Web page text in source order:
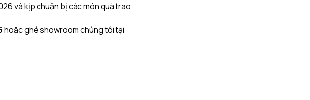
và kịp chuẩn bị các món quà trao
hoặc ghé showroom chúng tôi tại